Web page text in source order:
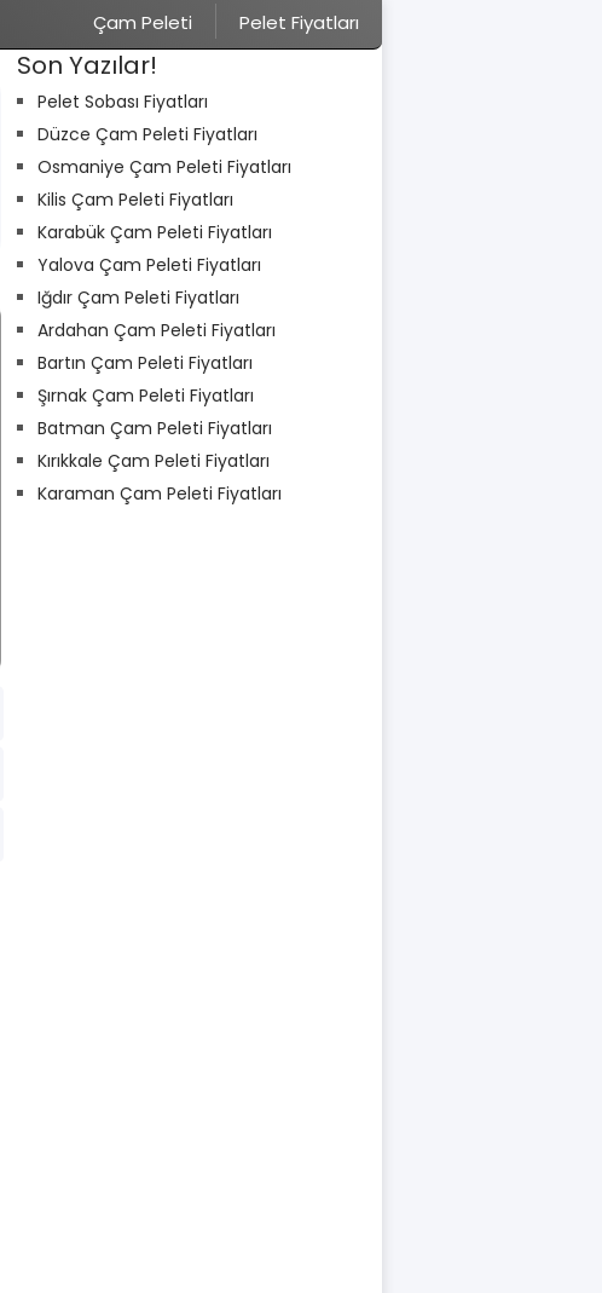
Çam Peleti Pelet Fiyatları
Son Yazılar!
Pelet Sobası Fiyatları
Düzce Çam Peleti Fiyatları
Osmaniye Çam Peleti Fiyatları
Kilis Çam Peleti Fiyatları
Karabük Çam Peleti Fiyatları
Yalova Çam Peleti Fiyatları
Iğdır Çam Peleti Fiyatları
Ardahan Çam Peleti Fiyatları
Bartın Çam Peleti Fiyatları
Şırnak Çam Peleti Fiyatları
Batman Çam Peleti Fiyatları
Kırıkkale Çam Peleti Fiyatları
Karaman Çam Peleti Fiyatları